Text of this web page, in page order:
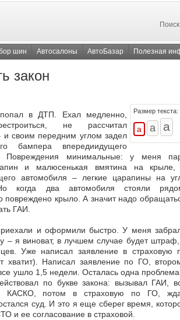
Поиск
шин Автосалоны АвтоБазар Полезная
закон
Размер текста:
в ДТП. Ехал медленно,
не рассчитал
и своим передним углом задел
бампера впередиидущего
Повреждения минимальные: у меня
и малюсенькая вмятина на крыле,
автомобиля – легкие царапины на
когда два автомобиля стояли
крыло. А значит надо
ГАИ.
и оформили быстро. У меня
– я виноват, в лучшем случае будет
Уже написал заявление в страховую
Написал заявление по ГО,
ушло 1,5 недели. Осталась одна
по букве закона: вызывал ГАИ,
КАСКО, потом в страховую по ГО,
суд. И это я еще сберег время,
и ее согласование в страховой.